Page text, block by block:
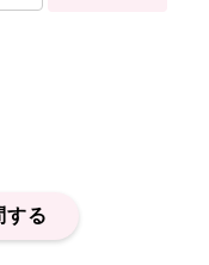
する